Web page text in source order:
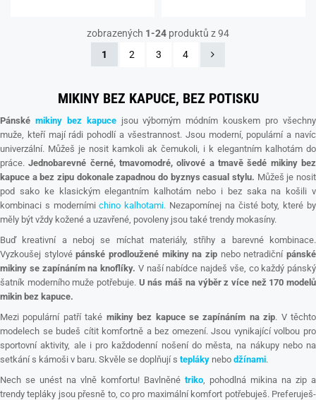
zobrazených 1-24produktů z 94
1
2 3 4
MIKINY BEZ KAPUCE, BEZ POTISKU
Pánské mikiny bez kapucejsou výborným módním kouskem pro všechny
muže, kteří mají rádi pohodlí a všestrannost. Jsou moderní, populární a navíc
univerzální. Můžeš je nosit kamkoli ak čemukoli, i k elegantním kalhotám do
práce.Jednobarevné černé, tmavomodré, olivové a tmavě šedé mikiny bez
kapuce a bez zipu dokonale zapadnou do byznys casual stylu. Můžeš je nosit
pod sako ke klasickým elegantním kalhotám nebo i bez saka na košili v
kombinaci s modernímichino kalhotami. Nezapomínej na čisté boty, které by
měly být vždy kožené a uzavřené, povoleny jsou také trendy mokasíny.
Buď kreativní a neboj se míchat materiály, střihy a barevné kombinace.
Vyzkoušej stylovépánské prodloužené mikiny na zip nebo netradičnípánské
mikiny se zapínáním na knoflíky. V naší nabídce najdeš vše, co každý pánský
šatník moderního muže potřebuje. U nás máš na výběr z více než 170 modelů
mikin bez kapuce.
Mezi populární patří také mikiny bez kapuce se zapínáním na zip. V těchto
modelech se budeš cítit komfortně a bez omezení. Jsou vynikající volbou pro
sportovní aktivity, ale i pro každodenní nošení do města, na nákupy nebo na
setkání s kámoši v baru. Skvěle se doplňují s tepláky nebo džínami.
Nech se unést na vlně komfortu! Bavlněné triko , pohodlná mikina na zip a
trendy tepláky jsou přesně to, co pro maximální komfort potřebuješ. Preferuješ-